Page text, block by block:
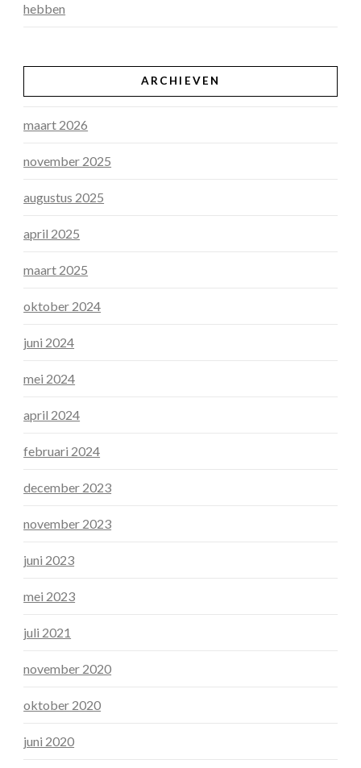
hebben
ARCHIEVEN
maart 2026
november 2025
augustus 2025
april 2025
maart 2025
oktober 2024
juni 2024
mei 2024
april 2024
februari 2024
december 2023
november 2023
juni 2023
mei 2023
juli 2021
november 2020
oktober 2020
juni 2020